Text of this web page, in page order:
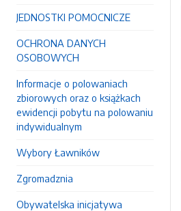
JEDNOSTKI POMOCNICZE
OCHRONA DANYCH
OSOBOWYCH
Informacje o polowaniach
zbiorowych oraz o książkach
ewidencji pobytu na polowaniu
indywidualnym
Wybory Ławników
Zgromadznia
Obywatelska inicjatywa